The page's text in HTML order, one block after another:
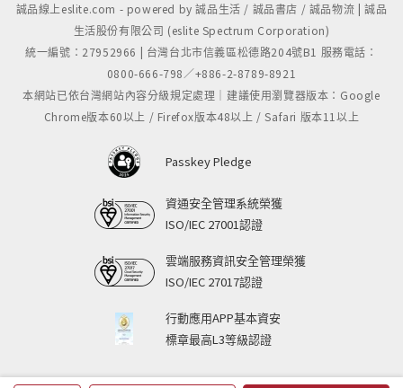
誠品線上eslite.com - powered by 誠品生活 / 誠品書店 / 誠品物流 | 誠品
生活股份有限公司 (eslite Spectrum Corporation)
統一編號：27952966 | 台灣台北市信義區松德路204號B1 服務電話：
0800-666-798／+886-2-8789-8921
本網站已依台灣網站內容分級規定處理｜建議使用瀏覽器版本：Google
Chrome版本60以上 / Firefox版本48以上 / Safari 版本11以上
Passkey Pledge
資通安全管理系統榮獲
ISO/IEC 27001認證
雲端服務資訊安全管理榮獲
ISO/IEC 27017認證
行動應用APP基本資安
標章最高L3等級認證